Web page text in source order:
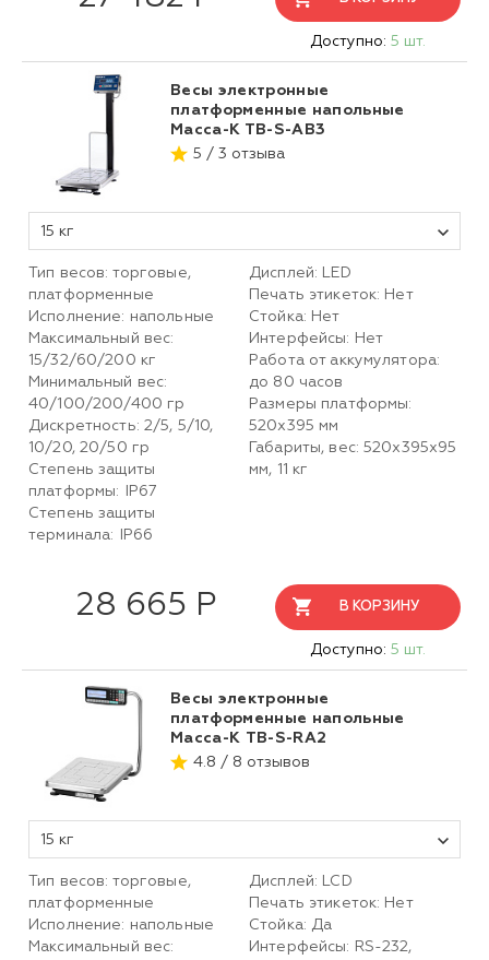
Доступно: 5 шт.
Весы электронные
платформенные напольные
Масса-К ТВ-S-АB3
5 / 3 отзыва
15 кг
Тип весов: торговые,
платформенные
Исполнение: напольные
Максимальный вес:
15/32/60/200 кг
Минимальный вес:
40/100/200/400 гр
Дискретность: 2/5, 5/10,
10/20, 20/50 гр
Степень защиты
платформы: IP67
Степень защиты
терминала: IP66
Дисплей: LED
Печать этикеток: Нет
Стойка: Нет
Интерфейсы: Нет
Работа от аккумулятора:
до 80 часов
Размеры платформы:
520х395 мм
Габариты, вес: 520х395х95
мм, 11 кг
28 665 Р В КОРЗИНУ
Доступно: 5 шт.
Весы электронные
платформенные напольные
Масса-К TB-S-RА2
4.8 / 8 отзывов
15 кг
Тип весов: торговые,
платформенные
Исполнение: напольные
Максимальный вес:
Дисплей: LCD
Печать этикеток: Нет
Стойка: Да
Интерфейсы: RS-232,